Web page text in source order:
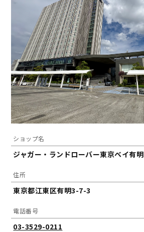
ショップ名
ジャガー・ランドローバー東京ベイ有明
住所
東京都江東区有明3-7-3
電話番号
03-3529-0211